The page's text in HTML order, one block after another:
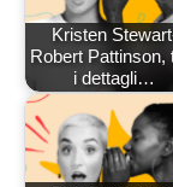
Kristen
Robert Pattinson,
i dettagli…